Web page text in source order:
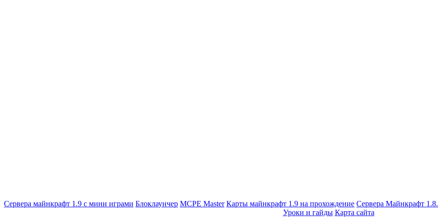
Сервера майнкрафт 1.9 с мини играми Блоклаунчер MCPE Master Карты майнкрафт 1.9 на прохождение Сервера Майнкрафт
Уроки и гайды Карта сайта